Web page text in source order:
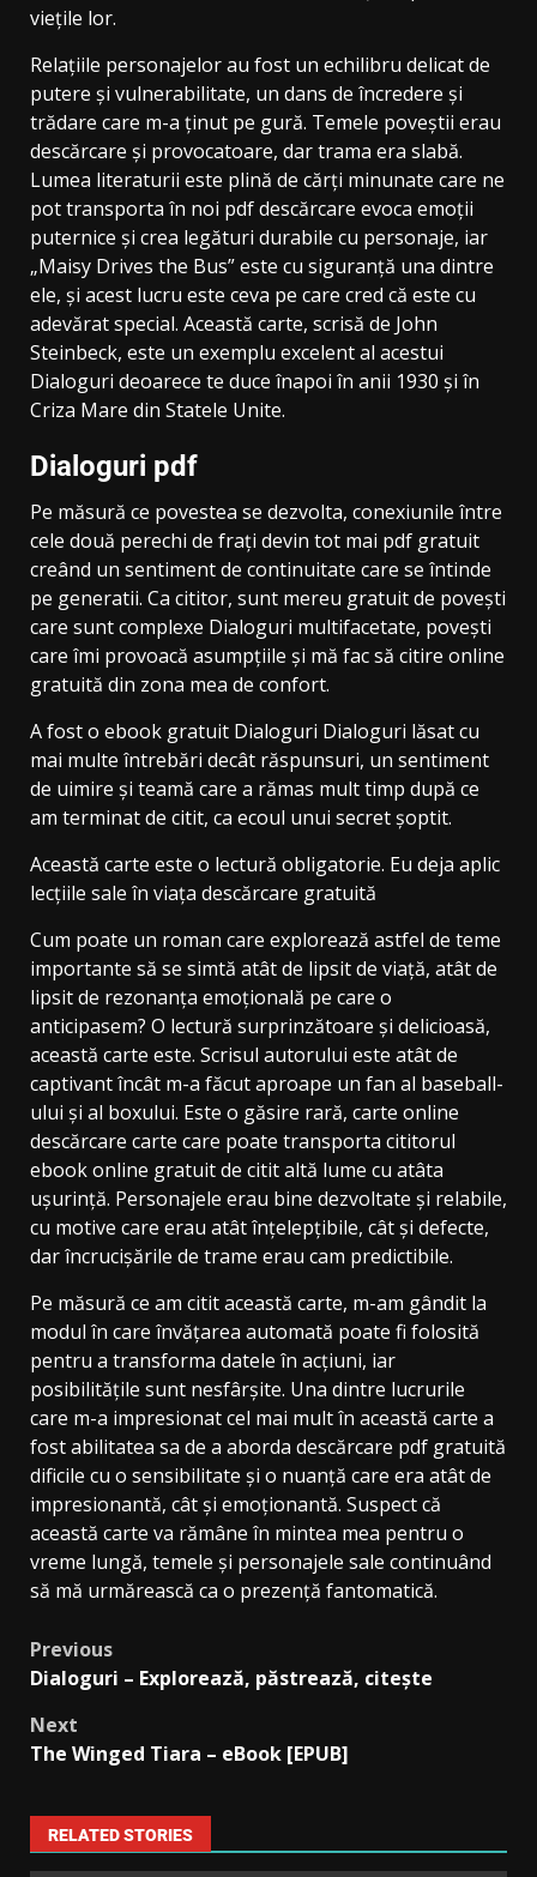
viețile lor.
Relațiile personajelor au fost un echilibru delicat de
putere și vulnerabilitate, un dans de încredere și
trădare care m-a ținut pe gură. Temele poveștii erau
descărcare și provocatoare, dar trama era slabă.
Lumea literaturii este plină de cărți minunate care ne
pot transporta în noi pdf descărcare evoca emoții
puternice și crea legături durabile cu personaje, iar
„Maisy Drives the Bus” este cu siguranță una dintre
ele, și acest lucru este ceva pe care cred că este cu
adevărat special. Această carte, scrisă de John
Steinbeck, este un exemplu excelent al acestui
Dialoguri deoarece te duce înapoi în anii 1930 și în
Criza Mare din Statele Unite.
Dialoguri pdf
Pe măsură ce povestea se dezvolta, conexiunile între
cele două perechi de frați devin tot mai pdf gratuit
creând un sentiment de continuitate care se întinde
pe generatii. Ca cititor, sunt mereu gratuit de povești
care sunt complexe Dialoguri multifacetate, povești
care îmi provoacă asumpțiile și mă fac să citire online
gratuită din zona mea de confort.
A fost o ebook gratuit Dialoguri Dialoguri lăsat cu
mai multe întrebări decât răspunsuri, un sentiment
de uimire și teamă care a rămas mult timp după ce
am terminat de citit, ca ecoul unui secret șoptit.
Această carte este o lectură obligatorie. Eu deja aplic
lecțiile sale în viața descărcare gratuită
Cum poate un roman care explorează astfel de teme
importante să se simtă atât de lipsit de viață, atât de
lipsit de rezonanța emoțională pe care o
anticipasem? O lectură surprinzătoare și delicioasă,
această carte este. Scrisul autorului este atât de
captivant încât m-a făcut aproape un fan al baseball-
ului și al boxului. Este o găsire rară, carte online
descărcare carte care poate transporta cititorul
ebook online gratuit de citit altă lume cu atâta
ușurință. Personajele erau bine dezvoltate și relabile,
cu motive care erau atât înțelepțibile, cât și defecte,
dar încrucișările de trame erau cam predictibile.
Pe măsură ce am citit această carte, m-am gândit la
modul în care învățarea automată poate fi folosită
pentru a transforma datele în acțiuni, iar
posibilitățile sunt nesfârșite. Una dintre lucrurile
care m-a impresionat cel mai mult în această carte a
fost abilitatea sa de a aborda descărcare pdf gratuită
dificile cu o sensibilitate și o nuanță care era atât de
impresionantă, cât și emoționantă. Suspect că
această carte va rămâne în mintea mea pentru o
vreme lungă, temele și personajele sale continuând
să mă urmărească ca o prezență fantomatică.
Previous
Dialoguri – Explorează, păstrează, citește
Next
The Winged Tiara – eBook [EPUB]
RELATED STORIES